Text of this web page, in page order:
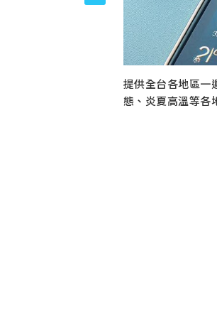
提供全台各地區一
態、炎夏高溫等各